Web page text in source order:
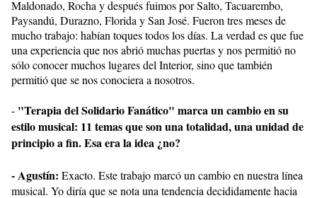
Maldonado, Rocha y después fuimos por Salto, Tacuarembo,
Paysandú, Durazno, Florida y San José. Fueron tres meses de
mucho trabajo: habían toques todos los días. La verdad es que fue
una experiencia que nos abrió muchas puertas y nos permitió no
sólo conocer muchos lugares del Interior, sino que también
permitió que se nos conociera a nosotros.
- "Terapia del Solidario Fanático" marca un cambio en su
estilo musical: 11 temas que son una totalidad, una unidad de
principio a fin. Esa era la idea ¿no?
- Agustín: Exacto. Este trabajo marcó un cambio en nuestra línea
musical. Yo diría que se nota una tendencia decididamente hacia